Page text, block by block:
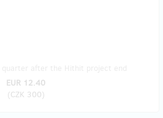
EUR 12.40
(CZK 300)